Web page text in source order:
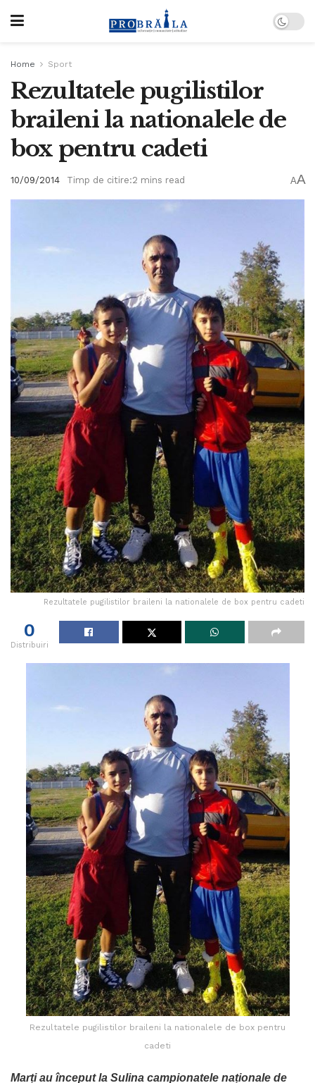
Home Sport
Rezultatele pugilistilor
braileni la nationalele de
box pentru cadeti
10/09/2014 Timp de citire:2 mins read AA
Rezultatele pugilistilor braileni la nationalele de box pentru cadeti
0
Distribuiri
Rezultatele pugilistilor braileni la nationalele de box pentru
cadeti
Marți au început la Sulina campionatele naționale de